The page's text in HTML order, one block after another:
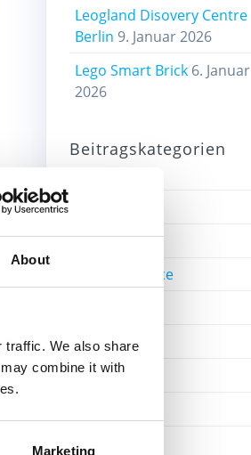
About
traffic. We also share
combine it with
Marketing
Leogland Disovery Centre
Berlin 9. Januar 2026
Lego Smart Brick 6. Januar
2026
Beitragskategorien
Bricklink
Bricks4Science
Einzelsteine
Film
Ideas